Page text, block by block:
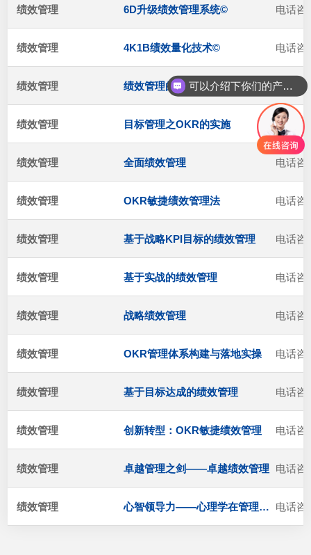
绩效管理 6D升级绩效管理系统© 电话咨
绩效管理 4K1B绩效量化技术© 电话咨
绩效管理 绩效管理的落地及推进 电话咨
绩效管理 目标管理之OKR的实施 电话咨
绩效管理 全面绩效管理 电话咨
绩效管理 OKR敏捷绩效管理法 电话咨
绩效管理 基于战略KPI目标的绩效管理 电话咨
绩效管理 基于实战的绩效管理 电话咨
绩效管理 战略绩效管理 电话咨
绩效管理 OKR管理体系构建与落地实操 电话咨
绩效管理 基于目标达成的绩效管理 电话咨
绩效管理 创新转型：OKR敏捷绩效管理 电话咨
绩效管理 卓越管理之剑——卓越绩效管理 电话咨
绩效管理 心智领导力——心理学在管理中的运用 电话咨
可以介绍下你们的产品么